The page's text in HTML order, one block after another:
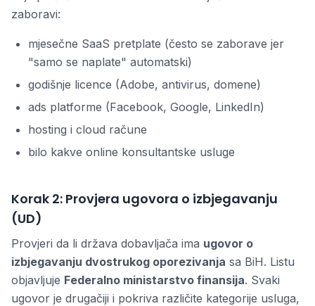
zaboravi:
mjesečne SaaS pretplate (često se zaborave jer
"samo se naplate" automatski)
godišnje licence (Adobe, antivirus, domene)
ads platforme (Facebook, Google, LinkedIn)
hosting i cloud račune
bilo kakve online konsultantske usluge
Korak 2: Provjera ugovora o izbjegavanju
(UD)
Provjeri da li država dobavljača ima ugovor o
izbjegavanju dvostrukog oporezivanja sa BiH. Listu
objavljuje Federalno ministarstvo finansija. Svaki
ugovor je drugačiji i pokriva različite kategorije usluga,